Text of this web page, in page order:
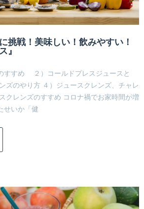
挑戦！美味しい！飲みやすい！
』
すすめ ２）コールドプレスジュースと
ズのやり方 ４）ジュースクレンズ、チャレ
クレンズのすすめ コロナ禍でお家時間が増
せいか「健